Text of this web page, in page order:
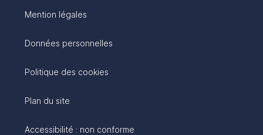
Mention légales
Données personnelles
Politique des cookies
Plan du site
Accessibilité : non conforme